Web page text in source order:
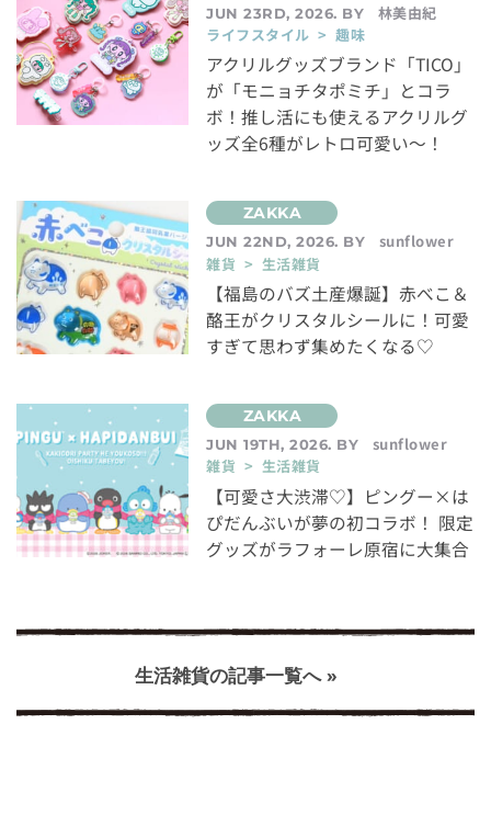
JUN 23RD, 2026. BY
林美由紀
ライフスタイル > 趣味
アクリルグッズブランド「TICO」
が「モニョチタポミチ」とコラ
ボ！推し活にも使えるアクリルグ
ッズ全6種がレトロ可愛い～！
JUN 22ND, 2026. BY
sunflower
雑貨 > 生活雑貨
【福島のバズ土産爆誕】赤べこ＆
酪王がクリスタルシールに！可愛
すぎて思わず集めたくなる♡
JUN 19TH, 2026. BY
sunflower
雑貨 > 生活雑貨
【可愛さ大渋滞♡】ピングー×は
ぴだんぶいが夢の初コラボ！ 限定
グッズがラフォーレ原宿に大集合
生活雑貨の記事一覧へ »